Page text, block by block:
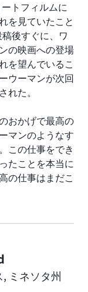
トフィルムに
を見ていたこと
後すぐに、ワ
の映画への登場
を望んでいるこ
ウーマンが次回
れた。
おかげで最高の
マンのようなす
この仕事をでき
たことを本当に
の仕事はまだこ
ミネソタ州